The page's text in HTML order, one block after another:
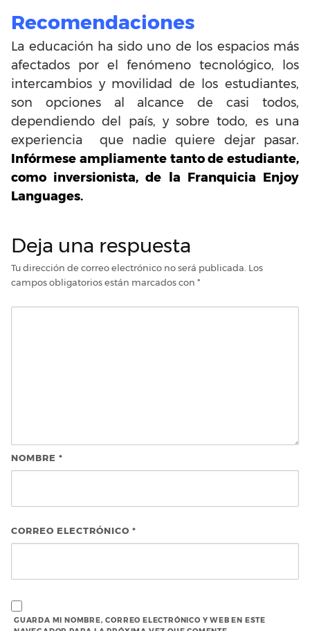
Recomendaciones
La educación ha sido uno de los espacios más
afectados por el fenómeno tecnológico, los
intercambios y movilidad de los estudiantes,
son opciones al alcance de casi todos,
dependiendo del país, y sobre todo, es una
experiencia que nadie quiere dejar pasar.
Infórmese ampliamente tanto de estudiante,
como inversionista, de la Franquicia Enjoy
Languages.
Deja una respuesta
Tu dirección de correo electrónico no será publicada. Los
campos obligatorios están marcados con *
NOMBRE *
CORREO ELECTRÓNICO *
GUARDA MI NOMBRE, CORREO ELECTRÓNICO Y WEB EN ESTE